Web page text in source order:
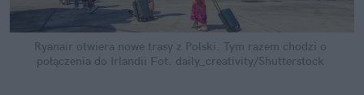
Ryanair otwiera nowe trasy z Polski. Tym razem chodzi o
połączenia do Irlandii Fot. daily_creativity/Shutterstock